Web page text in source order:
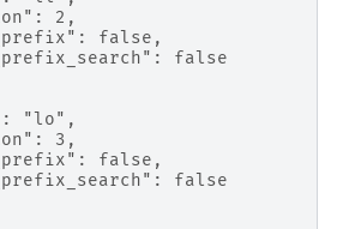
2,
false,
false
"lo",
3,
false,
false